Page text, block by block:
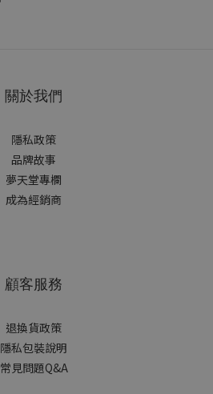
關於我們
隱私政策
品牌故事
夢天堂專欄
成為經銷商
顧客服務
退換貨政策
隱私包裝說明
常見問題Q&A